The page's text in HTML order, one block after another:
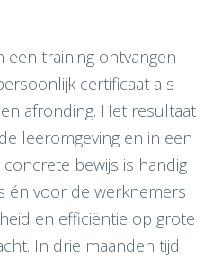
een training ontvangen
certificaat als
afronding. Het resultaat
leeromgeving en in een
bewijs is handig
én voor de werknemers
en efficiëntie op grote
In drie maanden tijd